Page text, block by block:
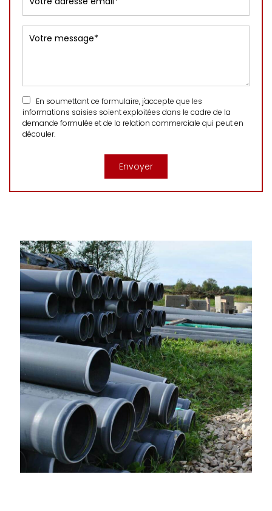
En soumettant ce formulaire, j'accepte que les
informations saisies soient exploitées dans le cadre de la
demande formulée et de la relation commerciale qui peut en
découler.